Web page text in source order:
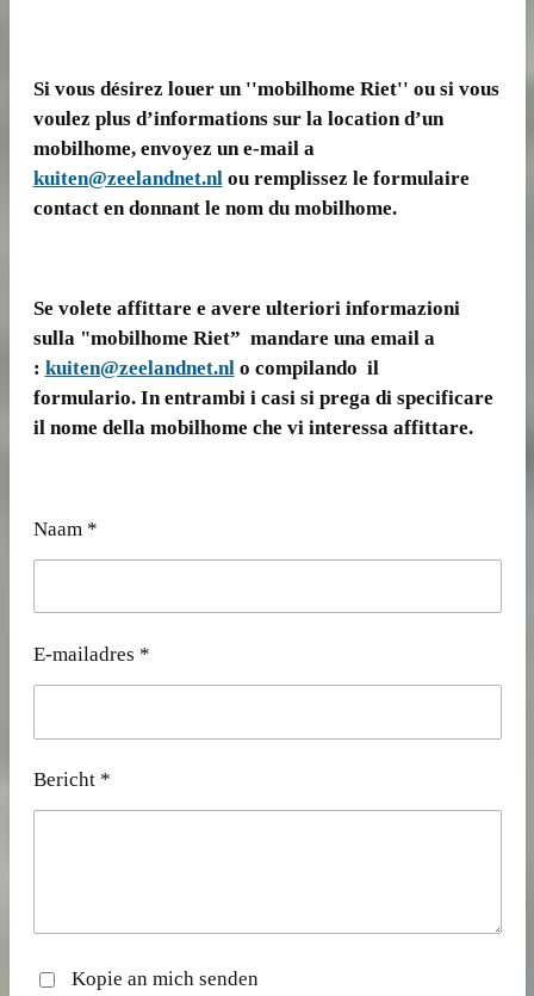
Si vous désirez louer un ''mobilhome Riet'' ou si vous
voulez plus d’informations sur la location d’un
mobilhome, envoyez un e-mail a
kuiten@zeelandnet.nl ou remplissez le formulaire
contact en donnant le nom du mobilhome.
Se volete affittare e avere ulteriori informazioni
sulla "mobilhome Riet” mandare una email a
: kuiten@zeelandnet.nlo compilando il
formulario. In entrambi i casi si prega di specificare
il nome della mobilhome che vi interessa affittare.
Naam *
E-mailadres *
Bericht *
Kopie an mich senden